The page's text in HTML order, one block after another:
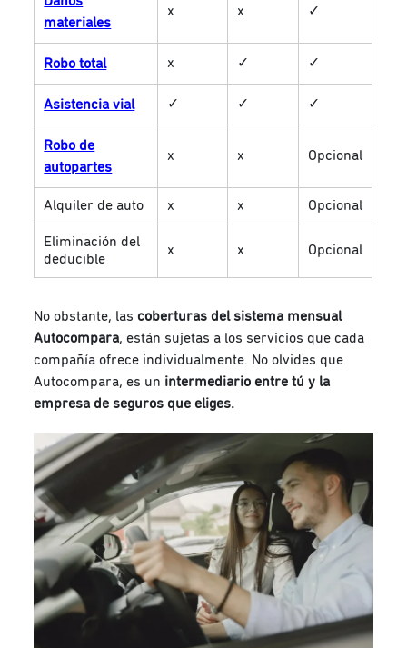
materiales
x x ✓
Robo total x ✓ ✓
Asistencia vial ✓ ✓ ✓
Robo de
autopartes
x x Opcional
Alquiler de auto x x Opcional
Eliminación del
deducible
x x Opcional
No obstante, lascoberturas del sistema mensual
Autocompara, están sujetas a los servicios que cada
compañía ofrece individualmente. No olvides que
Autocompara, es un intermediario entre tú y la
empresa de seguros que eliges.